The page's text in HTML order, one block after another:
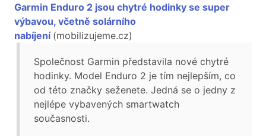
Garmin Enduro 2 jsou chytré hodinky se super
výbavou, včetně solárního
nabíjení (mobilizujeme.cz)
Společnost Garmin představila nové chytré
hodinky. Model Enduro 2 je tím nejlepším, co
od této značky seženete. Jedná se o jedny z
nejlépe vybavených smartwatch
současnosti.